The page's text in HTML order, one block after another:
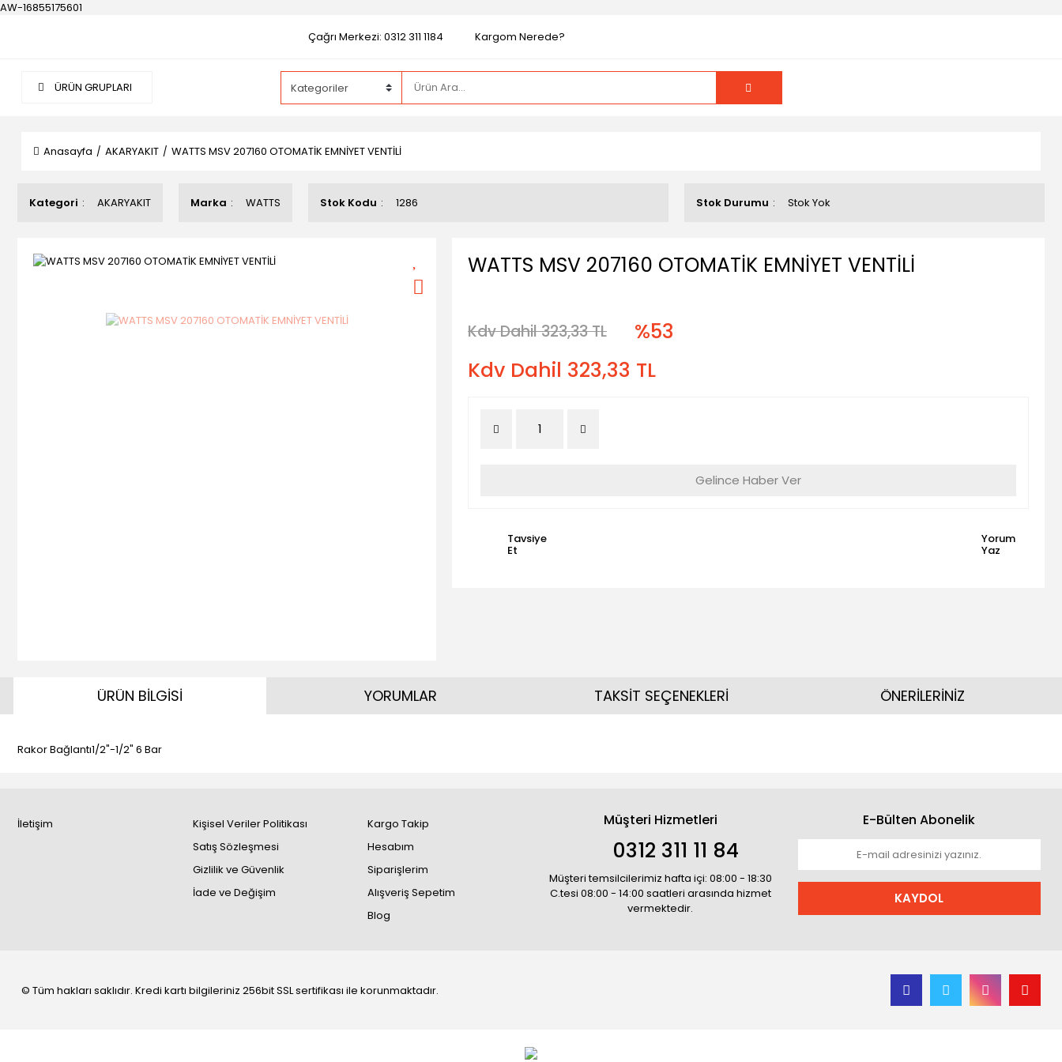
AW-16855175601
Çağrı Merkezi: 0312 311 1184
Kargom Nerede?
ÜRÜN GRUPLARI
Anasayfa AKARYAKIT WATTS MSV 207160 OTOMATİK EMNİYET VENTİLİ
Kategori AKARYAKIT Marka WATTS Stok Kodu 1286 Stok Durumu Stok Yok
WATTS MSV 207160 OTOMATİK EMNİYET VENTİLİ
Kdv Dahil 323,33 TL
%53
Kdv Dahil 323,33 TL
Gelince Haber Ver
Tavsiye
Et
Yorum
Yaz
ÜRÜN BİLGİSİ
Rakor Bağlantı1/2"-1/2" 6 Bar
YORUMLAR TAKSİT SEÇENEKLERİ ÖNERİLERİNİZ
İletişim
Kişisel Veriler Politikası
Satış Sözleşmesi
Gizlilik ve Güvenlik
İade ve Değişim
Kargo Takip
Hesabım
Siparişlerim
Alışveriş Sepetim
Blog
Müşteri Hizmetleri
0312 311 11 84
Müşteri temsilcilerimiz hafta içi: 08:00 - 18:30
C.tesi 08:00 - 14:00 saatleri arasında hizmet
vermektedir.
E-Bülten Abonelik
KAYDOL
© Tüm hakları saklıdır. Kredi kartı bilgileriniz 256bit SSL sertifikası ile korunmaktadır.